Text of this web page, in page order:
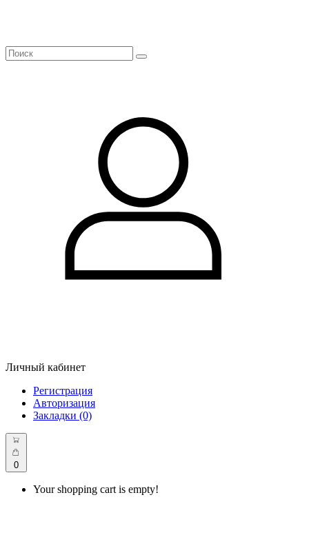
Личный кабинет
Регистрация
Авторизация
Закладки (0)
0
Your shopping cart is empty!